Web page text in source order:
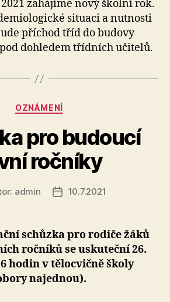
zahájíme nový školní rok.
situaci a nutnosti
příchod tříd do budovy
dohledem třídních učitelů.
Rubriky
OZNÁMENÍ
pro budoucí
ročníky
admin
Datum
10.7.2021
schůzka pro rodiče žáků
ročníků se uskuteční 26.
hodin v tělocvičně školy
najednou).